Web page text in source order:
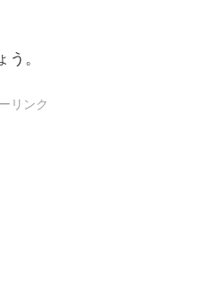
。
リンク